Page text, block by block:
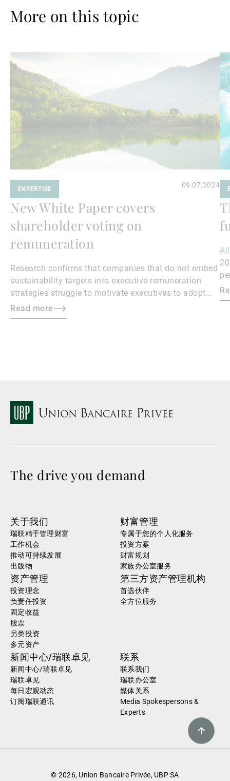
More on this topic
Read
more
EXPERTISE 09.07.2024
New White Paper covers
shareholder voting on
remuneration
Research confirms that companies that do not embed
sustainability targets into executive remuneration
strategies struggle to motivate executives to adopt
sustainable practices, leading to misalignment with
societal expectations and stakeholder interests.
Read more
to
The drive you demand
关于我们
瑞联精于管理财富
工作机会
推动可持续发展
出版物
财富管理
专属于您的个人化服务
投资方案
财富规划
家族办公室服务
资产管理
投资理念
负责任投资
固定收益
股票
另类投资
多元资产
第三方资产管理机构
首选伙伴
全方位服务
新闻中心/瑞联卓见
新闻中心/瑞联卓见
瑞联卓见
每日宏观动态
订阅瑞联通讯
联系
联系我们
瑞联办公室
媒体关系
Media Spokespersons &
Experts
© 2026, Union Bancaire Privée, UBP SA